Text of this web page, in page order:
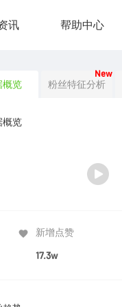
讯 帮助中心
概览 粉丝特征分析
New
概览
新增点赞
17.3w